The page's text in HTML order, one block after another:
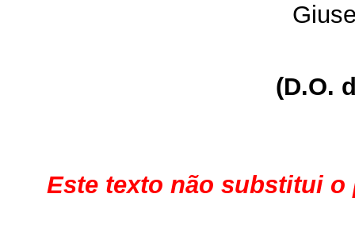
(D.O.
Este texto não substitui o